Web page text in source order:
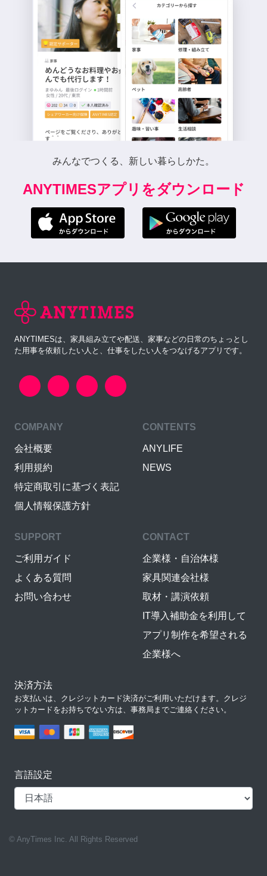
みんなでつくる、新しい暮らしかた。
ANYTIMESアプリをダウンロード
ANYTIMESは、家具組み立てや配送、家事などの日常のちょっとし
た用事を依頼したい人と、仕事をしたい人をつなげるアプリです。
COMPANY
会社概要
利用規約
特定商取引に基づく表記
個人情報保護方針
CONTENTS
ANYLIFE
NEWS
SUPPORT
ご利用ガイド
よくある質問
お問い合わせ
CONTACT
企業様・自治体様
家具関連会社様
取材・講演依頼
IT導入補助金を利用して
アプリ制作を希望される
企業様へ
決済方法
お支払いは、クレジットカード決済がご利用いただけます。クレジ
ットカードをお持ちでない方は、事務局までご連絡ください。
言語設定
© AnyTimes Inc. All Rights Reserved